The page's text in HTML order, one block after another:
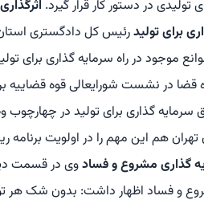
در دستور کار قرار گیرد.
برای تولیدرئیس کل دادگستری استان
موجود در راه سرمایه گذاری برای
در نشست شورایعالی قوه قضاییه
گذاری برای تولید در چهارچوب
هم این مهم را در اولویت برنامه
گذاری مشروع و فسادوی در قسمت
و فساد اظهار داشت: بدون شک هر